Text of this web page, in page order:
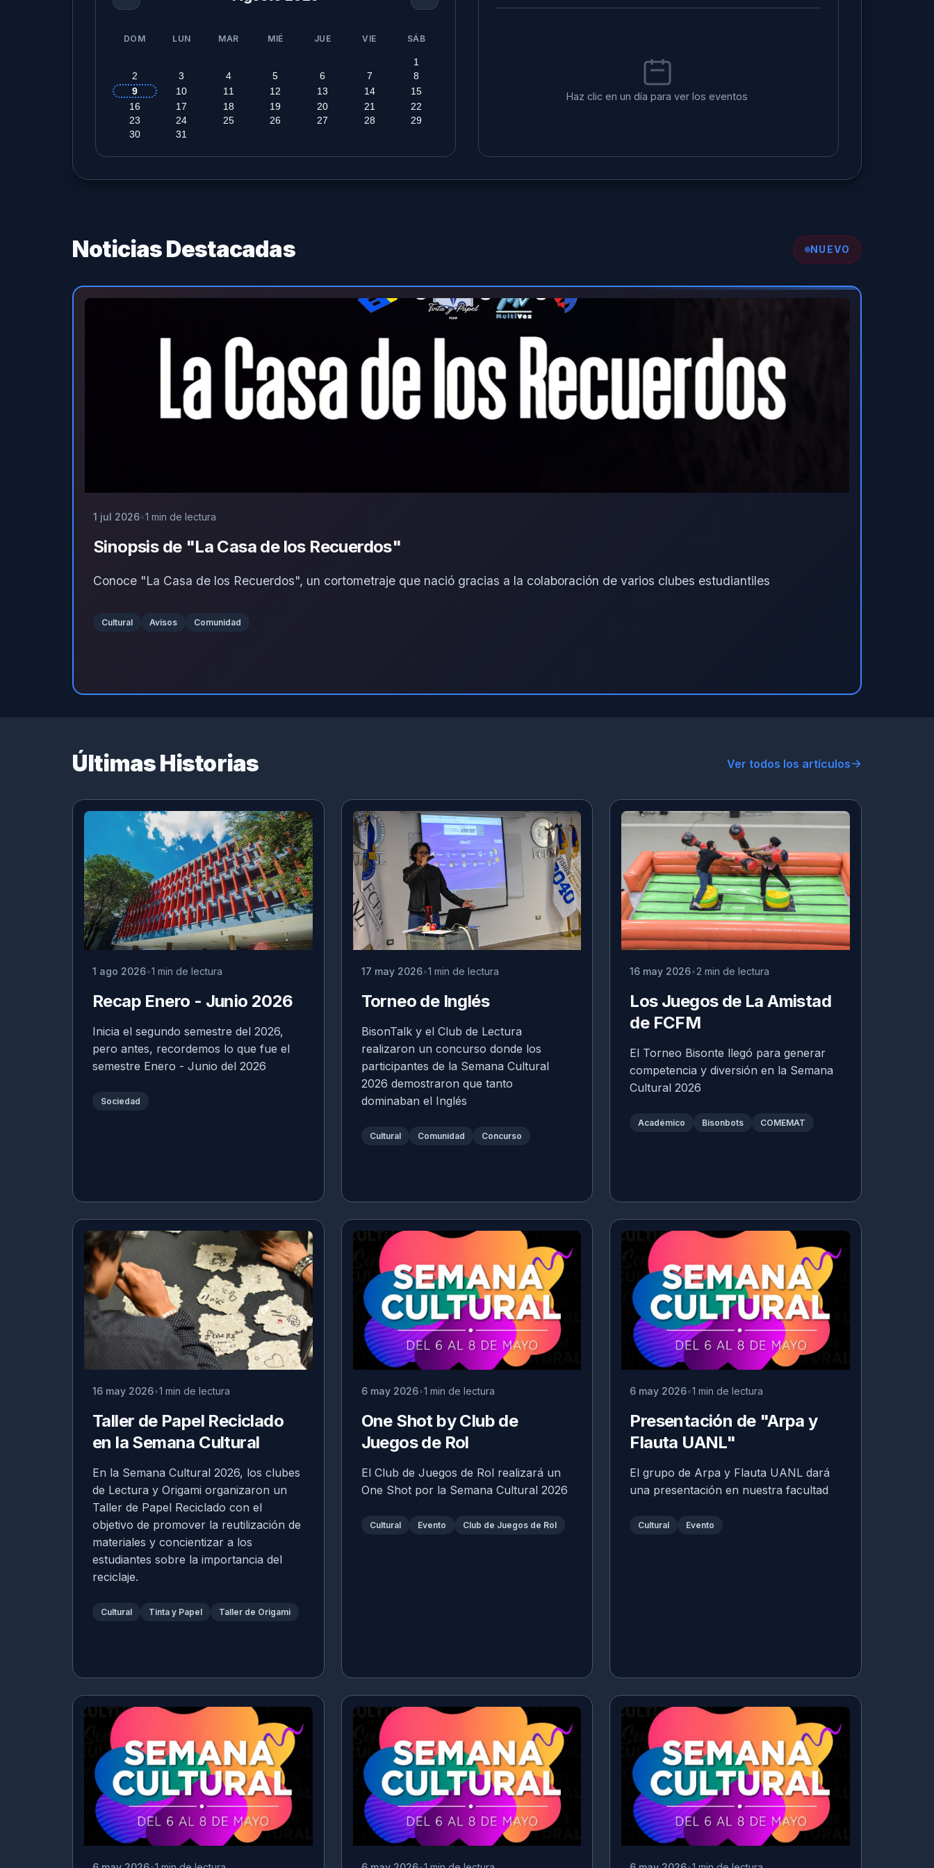
DOM LUN MAR MIÉ JUE VIE SÁB
1
2
3 4 5 6 7
8
9
10 11 12 13 14
15
16
17 18 19 20 21
22
23
24 25 26 27 28
29
30
31
Haz clic en un día para ver los eventos
Noticias Destacadas NUEVO
1 jul 2026 1 min de lectura
Sinopsis de "La Casa de los Recuerdos"
Conoce "La Casa de los Recuerdos", un cortometraje que nació gracias a la colaboración de varios clubes estudiantiles
Cultural Avisos Comunidad
Últimas Historias Ver todos los artículos
1 ago 2026 1 min de lectura
Recap Enero - Junio 2026
Inicia el segundo semestre del 2026,
pero antes, recordemos lo que fue el
semestre Enero - Junio del 2026
Sociedad
17 may 2026 1 min de lectura
Torneo de Inglés
BisonTalk y el Club de Lectura
realizaron un concurso donde los
participantes de la Semana Cultural
2026 demostraron que tanto
dominaban el Inglés
Cultural Comunidad Concurso
16 may 2026 2 min de lectura
Los Juegos de La Amistad
de FCFM
El Torneo Bisonte llegó para generar
competencia y diversión en la Semana
Cultural 2026
Académico Bisonbots COMEMAT
16 may 2026 1 min de lectura
Taller de Papel Reciclado
en la Semana Cultural
En la Semana Cultural 2026, los clubes
de Lectura y Origami organizaron un
Taller de Papel Reciclado con el
objetivo de promover la reutilización de
materiales y concientizar a los
estudiantes sobre la importancia del
reciclaje.
Cultural Tinta y Papel Taller de Origami
6 may 2026 1 min de lectura
One Shot by Club de
Juegos de Rol
El Club de Juegos de Rol realizará un
One Shot por la Semana Cultural 2026
Cultural Evento Club de Juegos de Rol
6 may 2026 1 min de lectura
Presentación de "Arpa y
Flauta UANL"
El grupo de Arpa y Flauta UANL dará
una presentación en nuestra facultad
Cultural Evento